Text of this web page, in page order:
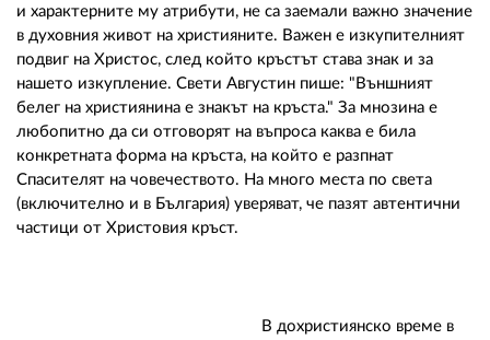
и характерните му атрибути, не са заемали важно значение
в духовния живот на християните. Важен е изкупителният
подвиг на Христос, след който кръстът става знак и за
нашето изкупление. Свети Августин пише: "Външният
белег на християнина е знакът на кръста." За мнозина е
любопитно да си отговорят на въпроса каква е била
конкретната форма на кръста, на който е разпнат
Спасителят на човечеството. На много места по света
(включително и в България) уверяват, че пазят автентични
частици от Христовия кръст.
В дохристиянско време в
АБОНАМЕНТ
УСЛОВИЯ ЗА ПОЛЗВАНЕ
ПОЛИТИКА ЗА БИСКВИТКИТЕ
ПОЛИТИКАТА ЗА
ПОВЕРИТЕЛНОСТ